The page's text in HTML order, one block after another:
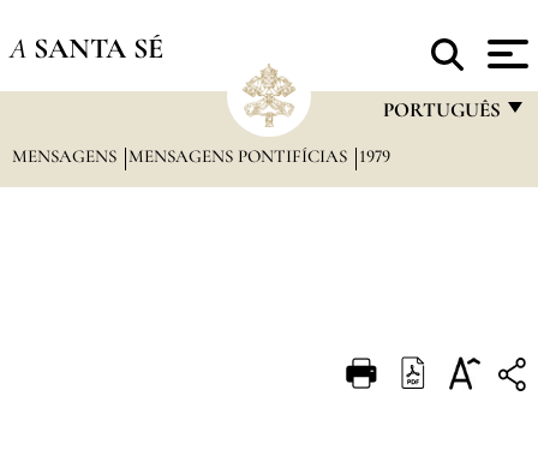
A SANTA SÉ
PORTUGUÊS
FRANÇAIS
DEUTSCH
MENSAGENS MENSAGENS PONTIFÍCIAS 1979